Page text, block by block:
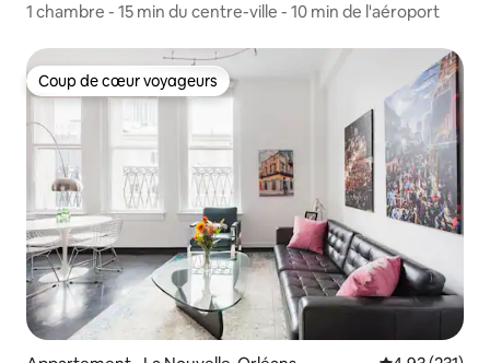
1 chambre - 15 min du centre-ville - 10 min de l'aéroport
Coup de cœur voyageurs
Coup de cœur voyageurs